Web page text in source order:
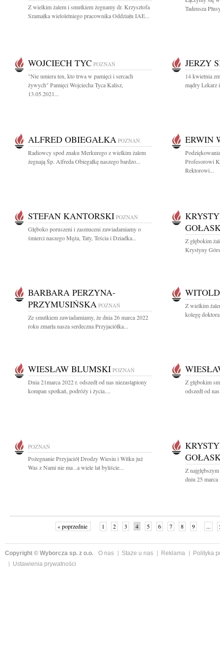
Z wielkim żalem i smutkiem żegnamy dr. Krzysztofa
Szamałka wieloletniego pracownika Oddziału IAE...
Tadeusza
WOJCIECH TYC POZNAŃ
"Nie umiera ten, kto trwa w pamięci i sercach
żywych" Pamięci Wojciecha Tyca Kalisz,
13.05.2021...
JERZY
14 kwietnia
mądry Lekarz
ALFRED OBIEGAŁKA POZNAŃ
Radiowcy spod znaku Merkurego z wielkim żalem
żegnają Śp. Alfreda Obiegałkę naszego bardzo...
ERWIN
Profesorowi
Rektorowi...
STEFAN KANTORSKI POZNAŃ
Głęboko poruszeni i zasmuceni zawiadamiamy o
śmierci naszego Męża, Taty, Teścia i Dziadka...
Z głębokim
Krystyny
BARBARA PERZYNA-
PRZYMUSIŃSKA POZNAŃ
Ze smutkiem zawiadamiamy, że dnia 26 marca 2022
roku zmarła nasza serdeczna Przyjaciółka...
Z wielkim
kolegę
WIESŁAW BLUMSKI POZNAŃ
Dnia 21marca 2022 r. odszedł od nas niezastąpiony
kompan spotkań, podróży i życia....
Z głębokim
odszedł od
POZNAŃ
Pożegnanie Przyjaciół Drodzy Wiesiu i Witku już
Was z Nami nie ma ..a wiele lat byliście...
Z
dniu 25
« poprzednie 1 2 3 4 5 6 7 8 9 ...
Copyright © Wyborcza sp. z o.o. O nas Staże u nas Reklama
Polityka
Ustawienia prywatności